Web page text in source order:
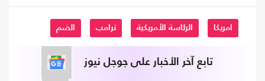
امريكا الرئاسة الأمريكية ترامب الضم
تابع آخر الأخبار على جوجل نيوز